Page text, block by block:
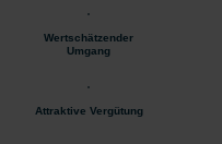
Wertschätzender
Umgang
Attraktive Vergütung